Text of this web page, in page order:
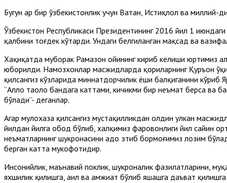
Бугун ҳар бир ўзбекистонлик учун Ватан, Истиқлол ва
Ўзбекистон Республикаси Президентининг 2016 йил 1
қалбини тоғдек кўтарди. Ундаги белгиланган мақсад ва
Хақиқатда муборак Рамазон ойининг кириб келиши юртимиз
юборилди. Намозхонлар масжидларда қориларнинг Қуръон
қилсангиз кўзларида миннатдорчилик ёши балқиганини кўриб
“Аллоҳ таоло бандага каттами, кичикми бир неъмат берса ва
бўлади”- деганлар.
Агар мулохаза қилсангиз мустақилликдан олдин улкан
йилдан йилга обод бўлиб, халқимиз фаровонлиги йил сайин
неъматларнинг шукронасини адо этиб бормоғимиз лозим
берган катта мукофотидир.
Инсонийлик, маънавий поклик, шукроналик фазилатларини,
яхшилик қилишга, аҳил ва ҳамжиҳат бўлиб яшашга даъват